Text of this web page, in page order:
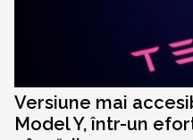
Versiune mai
Model Y, într-un